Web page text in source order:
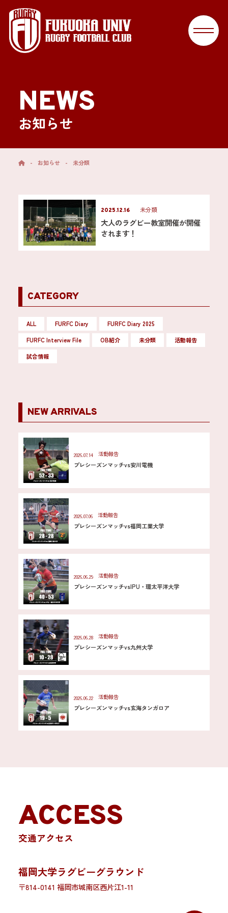
NEWS
お知らせ
- お知らせ - 未分類
2025.12.16 未分類
大人のラグビー教室開催が開催
されます！
CATEGORY
ALL FURFC Diary
FURFC Diary 2025
FURFC Interview File
OB紹介 未分類
活動報告
試合情報
NEW ARRIVALS
2026.07.14 活動報告
プレシーズンマッチvs安川電機
2026.07.06 活動報告
プレシーズンマッチvs福岡工業大学
2026.06.29 活動報告
プレシーズンマッチvsIPU・環太平洋大学
2026.06.28 活動報告
プレシーズンマッチvs九州大学
2026.06.22 活動報告
プレシーズンマッチvs玄海タンガロア
ACCESS
交通アクセス
福岡大学ラグビーグラウンド
〒814-0141 福岡市城南区西片江1-11